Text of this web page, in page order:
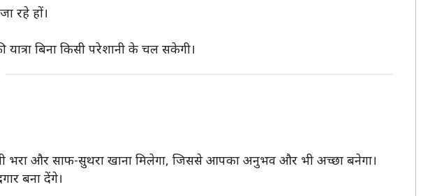
रहे हों।
बिना किसी परेशानी के चल सकेगी।
भरा और साफ-सुथरा खाना मिलेगा, जिससे आपका अनुभव और भी अच्छा बनेगा।
बना देंगे।